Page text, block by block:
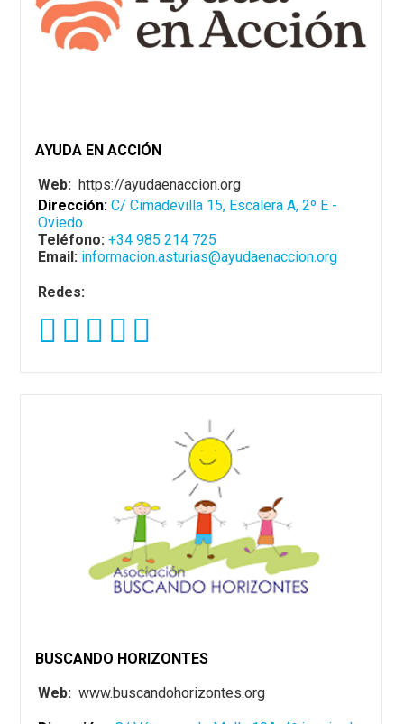
AYUDA EN ACCIÓN
Web: https://ayudaenaccion.org
Dirección:C/ Cimadevilla 15, Escalera A, 2º E -
Oviedo
Teléfono:+34 985 214 725
Email: informacion.asturias@ayudaenaccion.org
Redes:
BUSCANDO HORIZONTES
Web:www.buscandohorizontes.org